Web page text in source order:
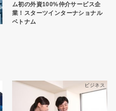
ム初の外資100%仲介サービス企
業！スターツインターナショナル
ベトナム
ビジネス